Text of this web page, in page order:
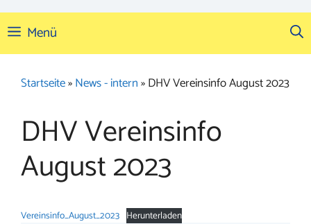
Menü
Startseite»News - intern»DHV Vereinsinfo August 2023
DHV Vereinsinfo
August 2023
Vereinsinfo_August_2023 Herunterladen